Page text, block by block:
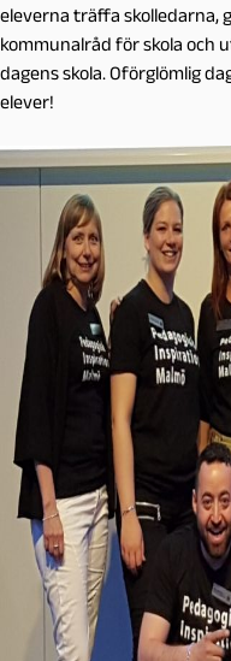
eleverna träffa skolledarna,
kommunalråd för skola och
dagens skola. Oförglömlig
elever!